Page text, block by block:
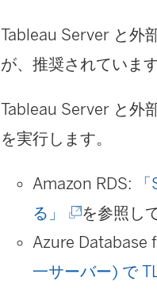
Tableau Server と外
が、推奨されています
Tableau Server と外
を実行します。
Amazon RDS:
る」
(
新
し
を参照し
Azure Database
一サーバー) で